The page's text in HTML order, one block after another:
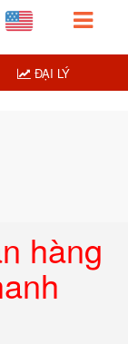
hàng
ĐẠI LÝ